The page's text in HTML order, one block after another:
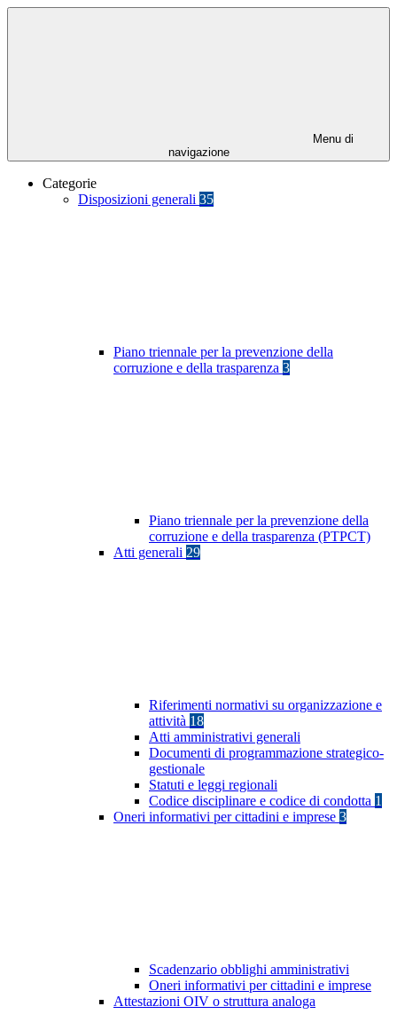
Menu di
navigazione
Categorie
Disposizioni generali 35
Piano triennale per la prevenzione della
corruzione e della trasparenza 3
Piano triennale per la prevenzione della
corruzione e della trasparenza (PTPCT)
Atti generali 29
Riferimenti normativi su organizzazione e
attività 18
Atti amministrativi generali
Documenti di programmazione strategico-
gestionale
Statuti e leggi regionali
Codice disciplinare e codice di condotta 1
Oneri informativi per cittadini e imprese 3
Scadenzario obblighi amministrativi
Oneri informativi per cittadini e imprese
Attestazioni OIV o struttura analoga